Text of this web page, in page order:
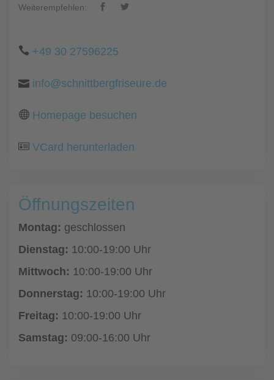
Weiterempfehlen:
+49 30 27596225
info@schnittbergfriseure.de
Homepage besuchen
VCard herunterladen
Öffnungszeiten
Montag: geschlossen
Dienstag: 10:00-19:00 Uhr
Mittwoch: 10:00-19:00 Uhr
Donnerstag: 10:00-19:00 Uhr
Freitag: 10:00-19:00 Uhr
Samstag: 09:00-16:00 Uhr